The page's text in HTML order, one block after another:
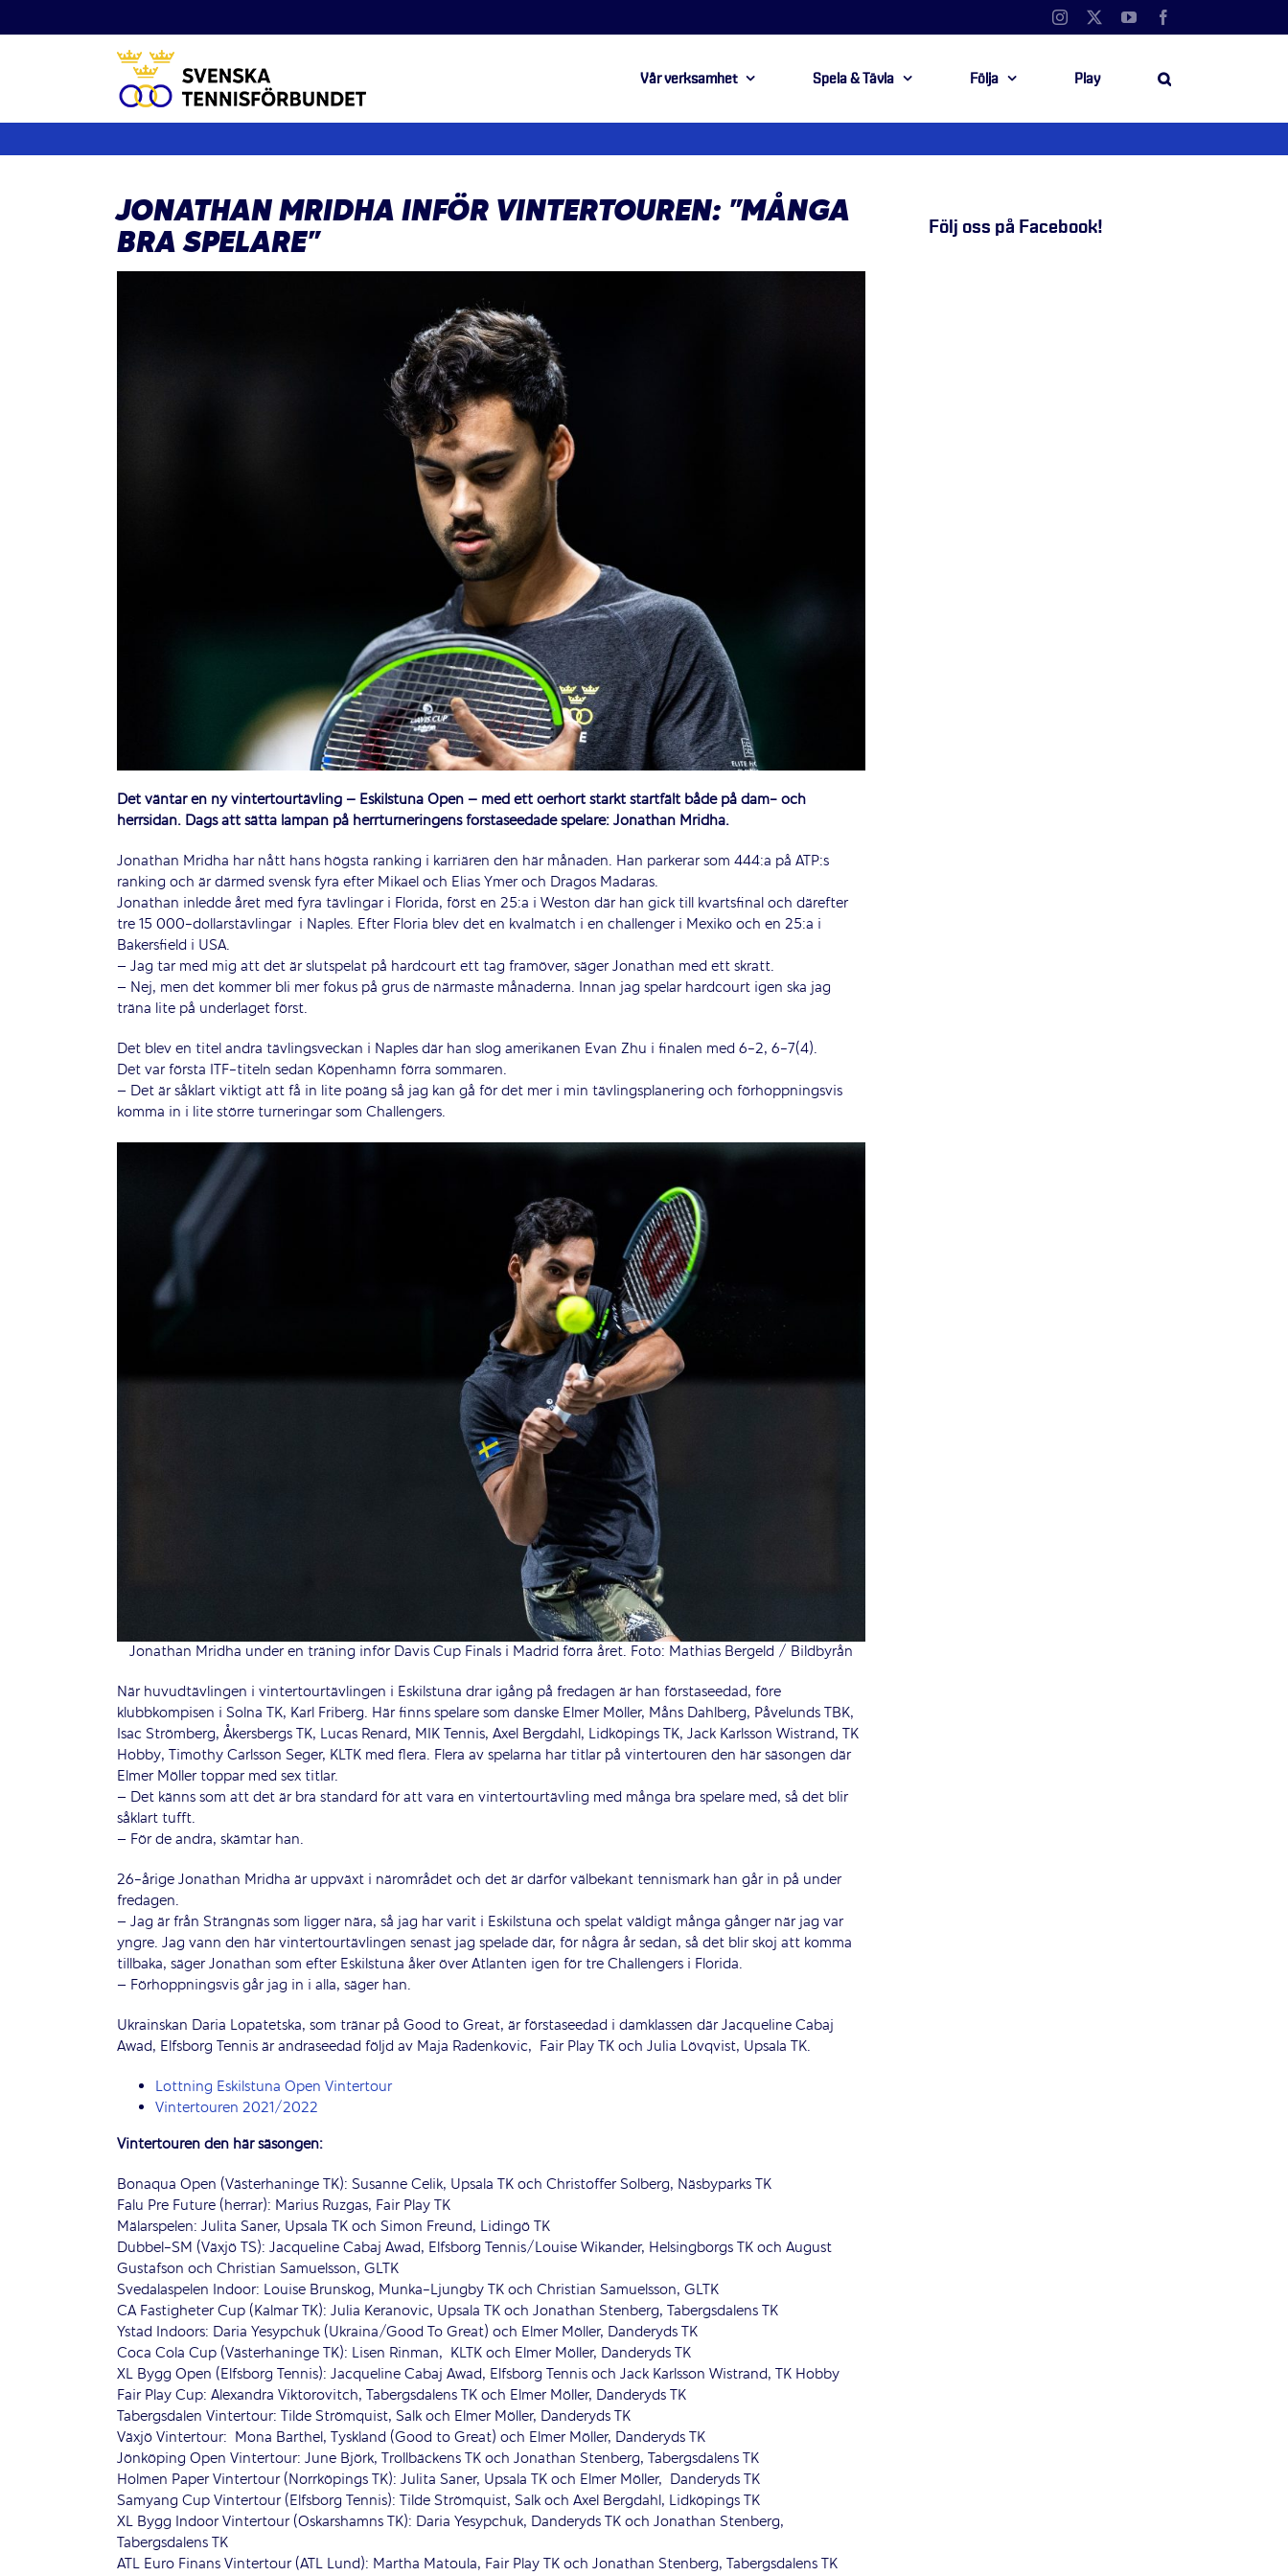
till
Instagram YouTube
Vår verksamhet Spela & Tävla Följa Play
JONATHAN MRIDHA INFÖR VINTERTOUREN: ”MÅNGA
BRA SPELARE”
Det väntar en ny vintertourtävling – Eskilstuna Open – med ett oerhört starkt startfält både på dam- och
herrsidan. Dags att sätta lampan på herrturneringens förstaseedade spelare: Jonathan Mridha.
Jonathan Mridha har nått hans högsta ranking i karriären den här månaden. Han parkerar som 444:a på ATP:s
ranking och är därmed svensk fyra efter Mikael och Elias Ymer och Dragos Madaras.
Jonathan inledde året med fyra tävlingar i Florida, först en 25:a i Weston där han gick till kvartsfinal och därefter
tre 15 000-dollarstävlingar i Naples. Efter Floria blev det en kvalmatch i en challenger i Mexiko och en 25:a i
Bakersfield i USA.
– Jag tar med mig att det är slutspelat på hardcourt ett tag framöver, säger Jonathan med ett skratt.
– Nej, men det kommer bli mer fokus på grus de närmaste månaderna. Innan jag spelar hardcourt igen ska jag
träna lite på underlaget först.
Det blev en titel andra tävlingsveckan i Naples där han slog amerikanen Evan Zhu i finalen med 6-2, 6-7(4).
Det var första ITF-titeln sedan Köpenhamn förra sommaren.
– Det är såklart viktigt att få in lite poäng så jag kan gå för det mer i min tävlingsplanering och förhoppningsvis
komma in i lite större turneringar som Challengers.
Jonathan Mridha under en träning inför Davis Cup Finals i Madrid förra året. Foto: Mathias Bergeld / Bildbyrån
När huvudtävlingen i vintertourtävlingen i Eskilstuna drar igång på fredagen är han förstaseedad, före
klubbkompisen i Solna TK, Karl Friberg. Här finns spelare som danske Elmer Möller, Måns Dahlberg, Påvelunds TBK,
Isac Strömberg, Åkersbergs TK, Lucas Renard, MIK Tennis, Axel Bergdahl, Lidköpings TK, Jack Karlsson Wistrand, TK
Hobby, Timothy Carlsson Seger, KLTK med flera. Flera av spelarna har titlar på vintertouren den här säsongen där
Elmer Möller toppar med sex titlar.
– Det känns som att det är bra standard för att vara en vintertourtävling med många bra spelare med, så det blir
såklart tufft.
– För de andra, skämtar han.
26-årige Jonathan Mridha är uppväxt i närområdet och det är därför välbekant tennismark han går in på under
fredagen.
– Jag är från Strängnäs som ligger nära, så jag har varit i Eskilstuna och spelat väldigt många gånger när jag var
yngre. Jag vann den här vintertourtävlingen senast jag spelade där, för några år sedan, så det blir skoj att komma
tillbaka, säger Jonathan som efter Eskilstuna åker över Atlanten igen för tre Challengers i Florida.
– Förhoppningsvis går jag in i alla, säger han.
Ukrainskan Daria Lopatetska, som tränar på Good to Great, är förstaseedad i damklassen där Jacqueline Cabaj
Awad, Elfsborg Tennis är andraseedad följd av Maja Radenkovic, Fair Play TK och Julia Lövqvist, Upsala TK.
Lottning Eskilstuna Open Vintertour
Vintertouren 2021/2022
Vintertouren den här säsongen:
Bonaqua Open (Västerhaninge TK): Susanne Celik, Upsala TK och Christoffer Solberg, Näsbyparks TK
Falu Pre Future (herrar): Marius Ruzgas, Fair Play TK
Mälarspelen: Julita Saner, Upsala TK och Simon Freund, Lidingö TK
Dubbel-SM (Växjö TS): Jacqueline Cabaj Awad, Elfsborg Tennis/Louise Wikander, Helsingborgs TK och August
Gustafson och Christian Samuelsson, GLTK
Svedalaspelen Indoor: Louise Brunskog, Munka-Ljungby TK och Christian Samuelsson, GLTK
CA Fastigheter Cup (Kalmar TK): Julia Keranovic, Upsala TK och Jonathan Stenberg, Tabergsdalens TK
Ystad Indoors: Daria Yesypchuk (Ukraina/Good To Great) och Elmer Möller, Danderyds TK
Coca Cola Cup (Västerhaninge TK): Lisen Rinman, KLTK och Elmer Möller, Danderyds TK
XL Bygg Open (Elfsborg Tennis): Jacqueline Cabaj Awad, Elfsborg Tennis och Jack Karlsson Wistrand, TK Hobby
Fair Play Cup: Alexandra Viktorovitch, Tabergsdalens TK och Elmer Möller, Danderyds TK
Tabergsdalen Vintertour: Tilde Strömquist, Salk och Elmer Möller, Danderyds TK
Växjö Vintertour: Mona Barthel, Tyskland (Good to Great) och Elmer Möller, Danderyds TK
Jönköping Open Vintertour: June Björk, Trollbäckens TK och Jonathan Stenberg, Tabergsdalens TK
Holmen Paper Vintertour (Norrköpings TK): Julita Saner, Upsala TK och Elmer Möller, Danderyds TK
Samyang Cup Vintertour (Elfsborg Tennis): Tilde Strömquist, Salk och Axel Bergdahl, Lidköpings TK
XL Bygg Indoor Vintertour (Oskarshamns TK): Daria Yesypchuk, Danderyds TK och Jonathan Stenberg,
Tabergsdalens TK
ATL Euro Finans Vintertour (ATL Lund): Martha Matoula, Fair Play TK och Jonathan Stenberg, Tabergsdalens TK
Följ oss på Facebook!